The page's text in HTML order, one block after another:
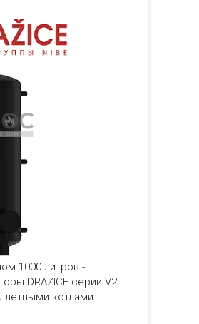
1000 литров -
DRAZICE серии V2
котлами